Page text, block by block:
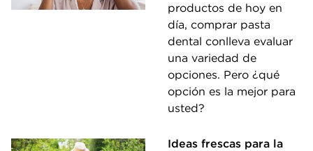
productos de hoy en
día, comprar pasta
dental conlleva evaluar
una variedad de
opciones. Pero ¿qué
opción es la mejor para
usted?
Ideas frescas para la